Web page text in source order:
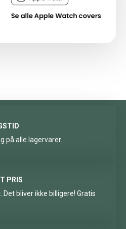
på alle lagervarer.
PRIS
Det bliver ikke billigere! Gratis